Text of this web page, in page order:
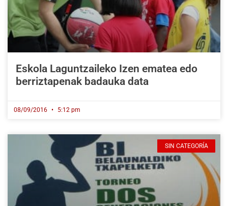
Eskola Laguntzaileko Izen ematea edo
berriztapenak badauka data
08/09/2016 5:12 pm
SIN CATEGORÍA